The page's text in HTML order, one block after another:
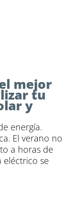
mejor
tu
y
energía.
El verano no
a horas de
eléctrico se